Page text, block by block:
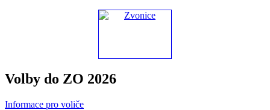
Volby do ZO 2026
Informace pro voliče